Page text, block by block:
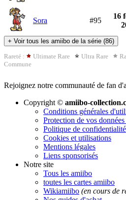
Sora #95
16
+ Voir tous les amiibo de la série (86)
Rareté : Ultimate Rare Ultra Rare
Commune
Rejoignez notre communauté de fan
Copyright © amiibo-
Conditions générales
Protection de vos
Politique de confidentialité
Cookies et utilisations
Mentions légales
Liens sponsorisés
Notre site
Tous les amiibo
toutes les cartes amiibo
Wikiamiibo (en cours de